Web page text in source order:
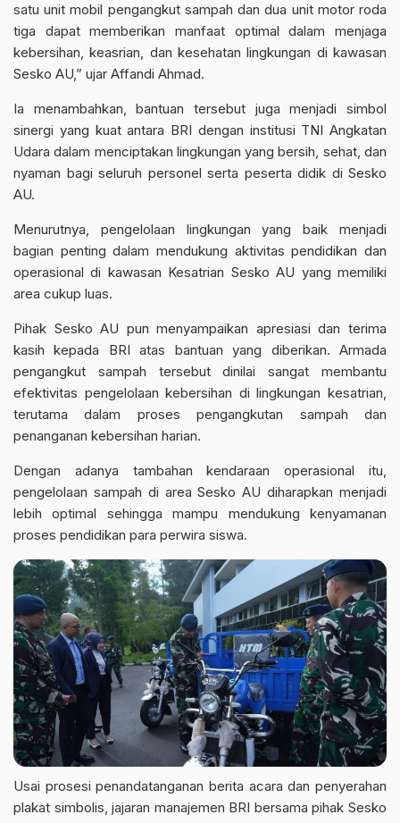
satu unit mobil pengangkut sampah dan dua unit motor roda
tiga dapat memberikan manfaat optimal dalam menjaga
kebersihan, keasrian, dan kesehatan lingkungan di kawasan
Sesko AU,” ujar Affandi Ahmad.
Ia menambahkan, bantuan tersebut juga menjadi simbol
sinergi yang kuat antara BRI dengan institusi TNI Angkatan
Udara dalam menciptakan lingkungan yang bersih, sehat, dan
nyaman bagi seluruh personel serta peserta didik di Sesko
AU.
Menurutnya, pengelolaan lingkungan yang baik menjadi
bagian penting dalam mendukung aktivitas pendidikan dan
operasional di kawasan Kesatrian Sesko AU yang memiliki
area cukup luas.
Pihak Sesko AU pun menyampaikan apresiasi dan terima
kasih kepada BRI atas bantuan yang diberikan. Armada
pengangkut sampah tersebut dinilai sangat membantu
efektivitas pengelolaan kebersihan di lingkungan kesatrian,
terutama dalam proses pengangkutan sampah dan
penanganan kebersihan harian.
Dengan adanya tambahan kendaraan operasional itu,
pengelolaan sampah di area Sesko AU diharapkan menjadi
lebih optimal sehingga mampu mendukung kenyamanan
proses pendidikan para perwira siswa.
Usai prosesi penandatanganan berita acara dan penyerahan
plakat simbolis, jajaran manajemen BRI bersama pihak Sesko